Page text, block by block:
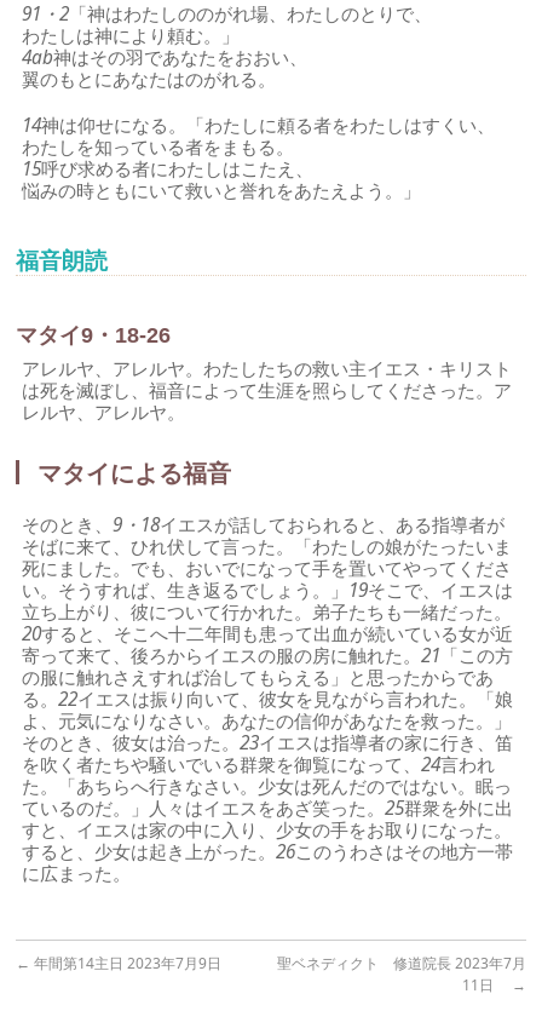
91・2 「神はわたしののがれ場、わたしのとりで、
わたしは神により頼む。」
4ab神はその羽であなたをおおい、
翼のもとにあなたはのがれる。
14神は仰せになる。「わたしに頼る者をわたしはすくい、
わたしを知っている者をまもる。
15呼び求める者にわたしはこたえ、
悩みの時ともにいて救いと誉れをあたえよう。」
福音朗読
マタイ9・18-26
アレルヤ、アレルヤ。わたしたちの救い主イエス・キリスト
は死を滅ぼし、福音によって生涯を照らしてくださった。ア
レルヤ、アレルヤ。
マタイによる福音
そのとき、9・18イエスが話しておられると、ある指導者が
そばに来て、ひれ伏して言った。「わたしの娘がたったいま
死にました。でも、おいでになって手を置いてやってくださ
い。そうすれば、生き返るでしょう。」 19そこで、イエスは
立ち上がり、彼について行かれた。弟子たちも一緒だった。
20すると、そこへ十二年間も患って出血が続いている女が近
寄って来て、後ろからイエスの服の房に触れた。21 「この方
の服に触れさえすれば治してもらえる」と思ったからであ
る。22イエスは振り向いて、彼女を見ながら言われた。「娘
よ、元気になりなさい。あなたの信仰があなたを救った。」
そのとき、彼女は治った。23イエスは指導者の家に行き、笛
を吹く者たちや騒いでいる群衆を御覧になって、24言われ
た。「あちらへ行きなさい。少女は死んだのではない。眠っ
ているのだ。」人々はイエスをあざ笑った。25群衆を外に出
すと、イエスは家の中に入り、少女の手をお取りになった。
すると、少女は起き上がった。26このうわさはその地方一帯
に広まった。
← 年間第14主日 2023年7月9日
聖ベネディクト 修道院長 2023年7月
11日
→